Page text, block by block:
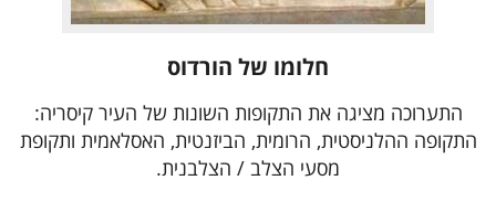
חלומו של הורדוס
התערוכה מציגה את התקופות השונות של העיר קיסריה:
התקופה ההלניסטית, הרומית, הביזנטית, האסלאמית ותקופת
מסעי הצלב / הצלבנית.